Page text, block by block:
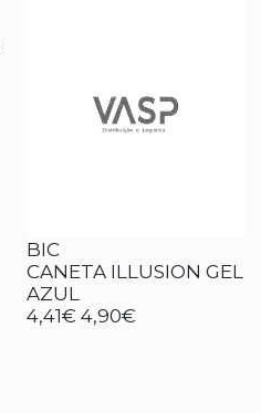
BIC
CANETA ILLUSION GEL
AZUL
4,41€ 4,90€